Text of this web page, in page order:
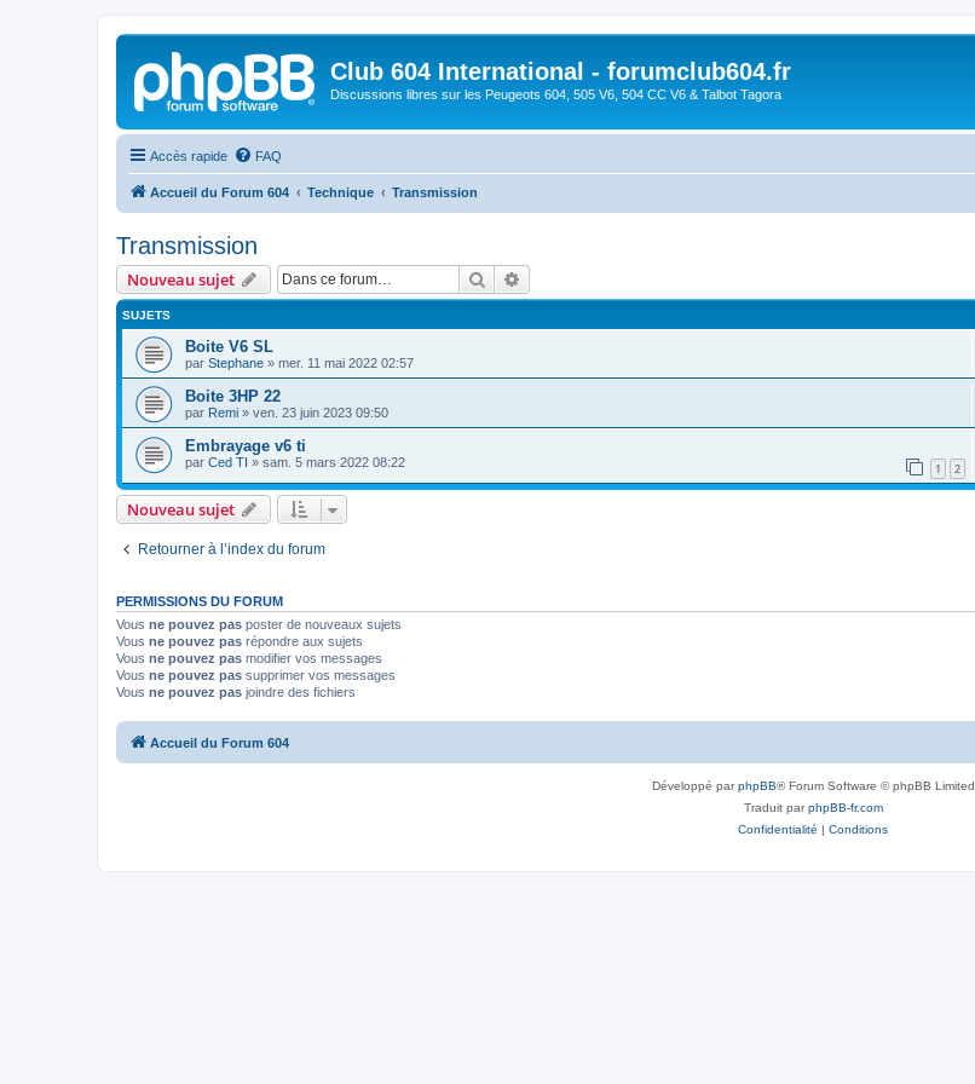
Club 604 International - forumclub604.fr
Discussions libres sur les Peugeots 604, 505 V6, 504 CC V6 & Talbot Tagora
Accès rapide FAQ
Accueil du Forum 604 Technique Transmission
Transmission
Nouveau sujet Rechercher
SUJETS
Boite V6 SL
par Stephane » mer. 11 mai 2022 02:57
Boite 3HP 22
par Remi » ven. 23 juin 2023 09:50
Embrayage v6 ti
par Ced TI » sam. 5 mars 2022 08:22 1 2
Nouveau sujet
Retourner à l’index du forum
PERMISSIONS DU FORUM
Vous ne pouvez pas poster de nouveaux sujets
Vous ne pouvez pas répondre aux sujets
Vous ne pouvez pas modifier vos messages
Vous ne pouvez pas supprimer vos messages
Vous ne pouvez pas joindre des fichiers
Accueil du Forum 604
Développé parphpBB® Forum Software © phpBB Limited
Traduit parphpBB-fr.com
Confidentialité | Conditions